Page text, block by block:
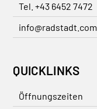
Tel. +43 6452 7472
info@radstadt.com
QUICKLINKS
Öffnungszeiten